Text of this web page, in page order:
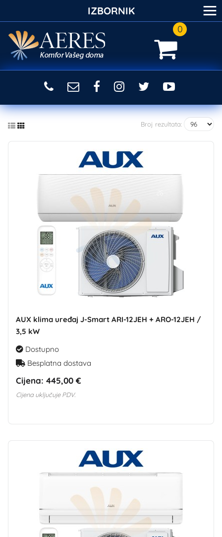
0
Broj rezultata:
AUX klima uređaj J-Smart ARI-12JEH + ARO-12JEH /
3,5 kW
Dostupno
Besplatna dostava
Cijena: 445,00 €
Cijena uključuje PDV.
IZBORNIK ≡